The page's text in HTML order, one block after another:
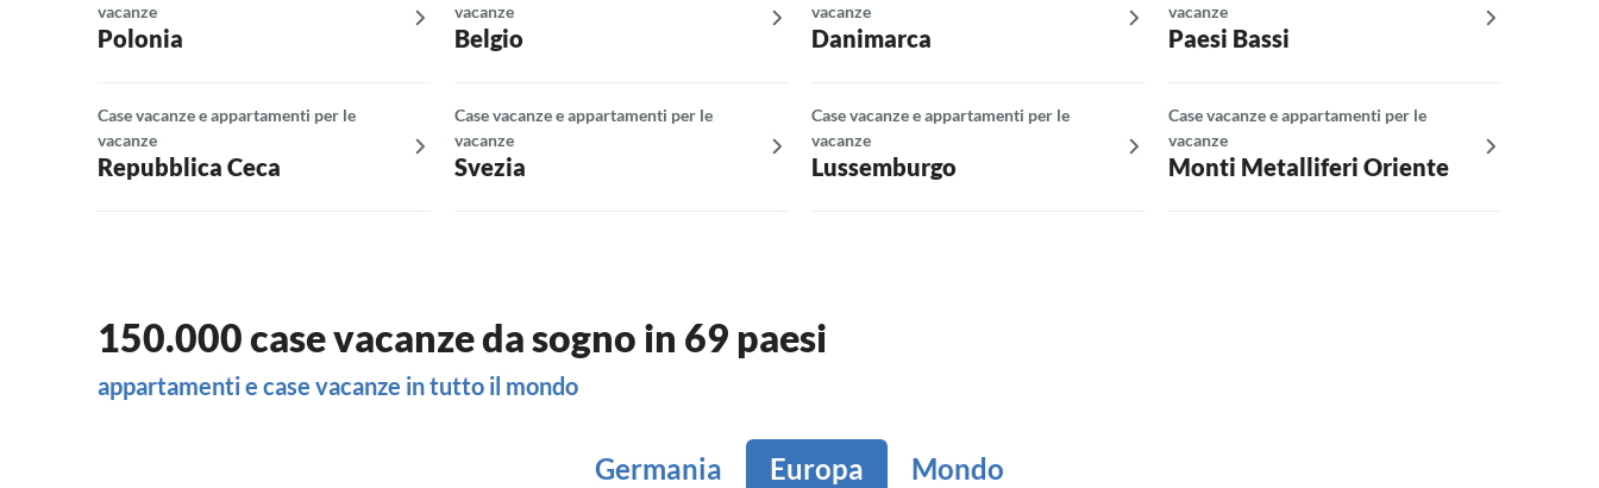
vacanze
Polonia
vacanze
Belgio
vacanze
Danimarca
vacanze
Paesi Bassi
Case vacanze e appartamenti per le
vacanze
Repubblica Ceca
Case vacanze e appartamenti per le
vacanze
Svezia
Case vacanze e appartamenti per le
vacanze
Lussemburgo
Case vacanze e appartamenti per le
vacanze
Monti Metalliferi Oriente
150.000 case vacanze da sogno in 69 paesi
appartamenti e case vacanze in tutto il mondo
Germania Europa Mondo